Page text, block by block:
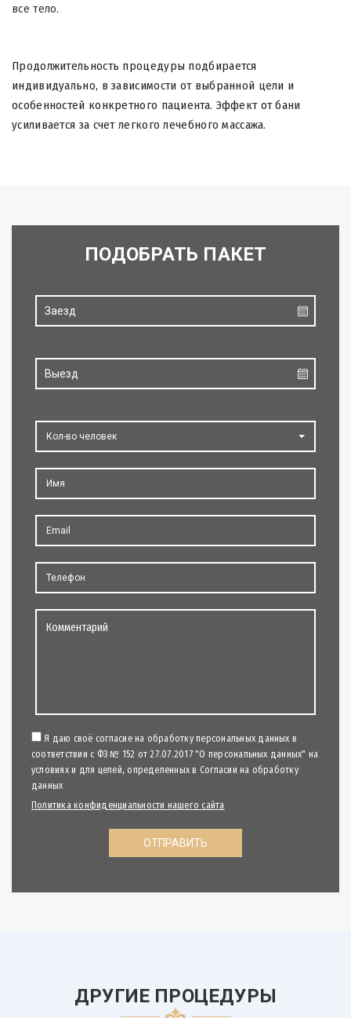
все тело.
Продолжительность процедуры подбирается
индивидуально, в зависимости от выбранной цели и
особенностей конкретного пациента. Эффект от бани
усиливается за счет легкого лечебного массажа.
ПОДОБРАТЬ ПАКЕТ
Кол-во человек
Я даю своё согласие на обработку персональных данных в
соответствии с ФЗ № 152 от 27.07.2017 "О персональных данных" на
условиях и для целей, определенных в Согласии на обработку
данных
Политика конфиденциальности нашего сайта
ДРУГИЕ ПРОЦЕДУРЫ